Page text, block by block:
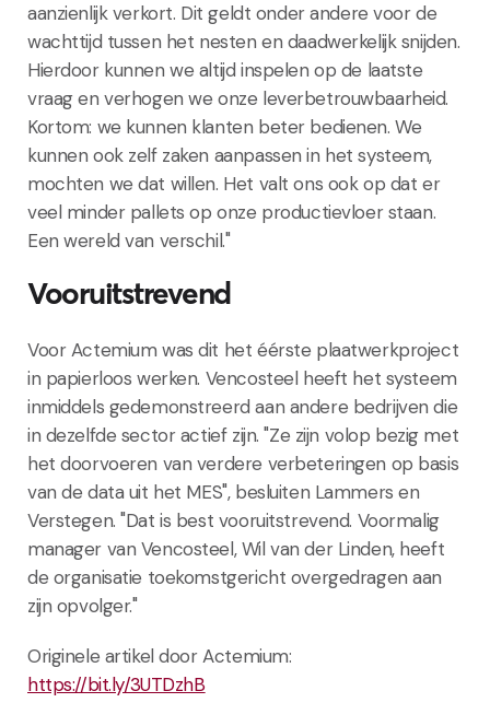
aanzienlijk verkort. Dit geldt onder andere voor de
wachttijd tussen het nesten en daadwerkelijk snijden.
Hierdoor kunnen we altijd inspelen op de laatste
vraag en verhogen we onze leverbetrouwbaarheid.
Kortom: we kunnen klanten beter bedienen. We
kunnen ook zelf zaken aanpassen in het systeem,
mochten we dat willen. Het valt ons ook op dat er
veel minder pallets op onze productievloer staan.
Een wereld van verschil."
Vooruitstrevend
Voor Actemium was dit het éérste plaatwerkproject
in papierloos werken. Vencosteel heeft het systeem
inmiddels gedemonstreerd aan andere bedrijven die
in dezelfde sector actief zijn. "Ze zijn volop bezig met
het doorvoeren van verdere verbeteringen op basis
van de data uit het MES", besluiten Lammers en
Verstegen. "Dat is best vooruitstrevend. Voormalig
manager van Vencosteel, Wil van der Linden, heeft
de organisatie toekomstgericht overgedragen aan
zijn opvolger."
Originele artikel door Actemium:
https://bit.ly/3UTDzhB